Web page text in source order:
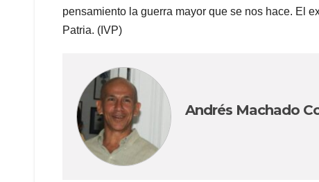
pensamiento la guerra mayor que se nos hace. El
Patria. (IVP)
Andrés Machado